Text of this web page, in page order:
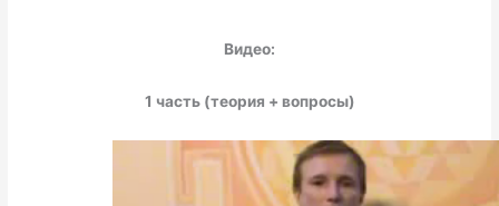
Видео:
1 часть (теория + вопросы)